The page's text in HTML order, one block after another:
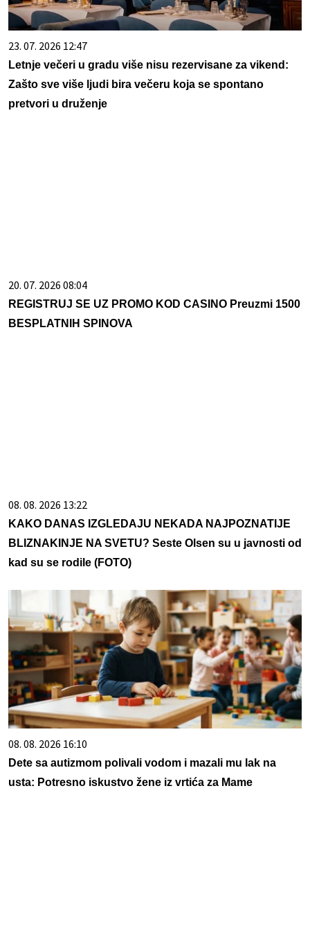
23. 07. 2026 12:47
Letnje večeri u gradu više nisu rezervisane za vikend:
Zašto sve više ljudi bira večeru koja se spontano
pretvori u druženje
20. 07. 2026 08:04
REGISTRUJ SE UZ PROMO KOD CASINO Preuzmi 1500
BESPLATNIH SPINOVA
08. 08. 2026 13:22
KAKO DANAS IZGLEDAJU NEKADA NAJPOZNATIJE
BLIZNAKINJE NA SVETU? Seste Olsen su u javnosti od
kad su se rodile (FOTO)
08. 08. 2026 16:10
Dete sa autizmom polivali vodom i mazali mu lak na
usta: Potresno iskustvo žene iz vrtića za Mame